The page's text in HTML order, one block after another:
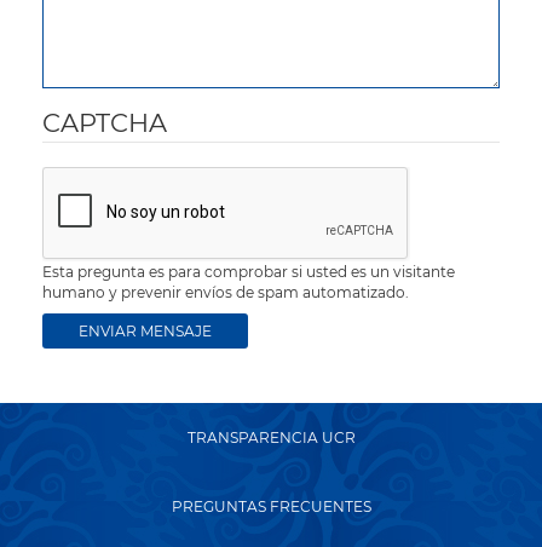
CAPTCHA
Esta pregunta es para comprobar si usted es un visitante
humano y prevenir envíos de spam automatizado.
TRANSPARENCIA UCR
PREGUNTAS FRECUENTES